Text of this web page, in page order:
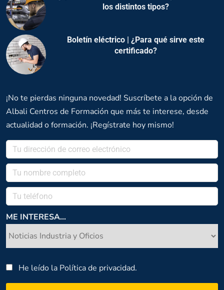
los distintos tipos?
Boletín eléctrico | ¿Para qué sirve este
certificado?
¡No te pierdas ninguna novedad! Suscríbete a la opción de
Albali Centros de Formación que más te interese, desde
actualidad o formación. ¡Regístrate hoy mismo!
ME INTERESA...
He leído la Política de privacidad.